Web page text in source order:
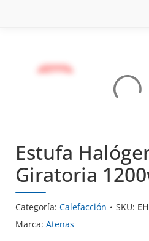
- 38%
Estufa
Giratoria
Categoría: Calefacción SKU:
Marca: Atenas